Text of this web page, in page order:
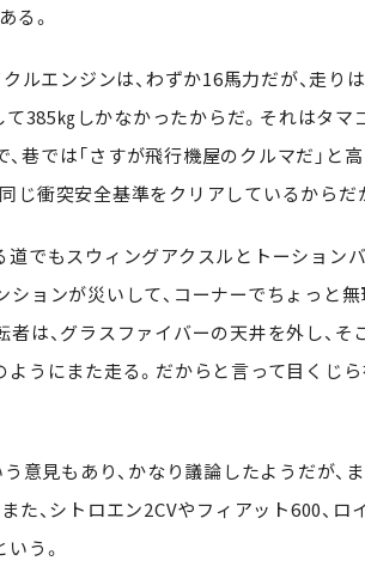
る。
ルエンジンは、わずか16馬力だが、走り
385㎏しかなかったからだ。それはタ
巷では「さすが飛行機屋のクルマだ」と
じ衝突安全基準をクリアしているからだ
でもスウィングアクスルとトーション
ョンが災いして、コーナーでちょっと無
は、グラスファイバーの天井を外し、
うにまた走る。だからと言って目くじら
意見もあり、かなり議論したようだが、
た、シトロエン2CVやフィアット600、ロ
う。